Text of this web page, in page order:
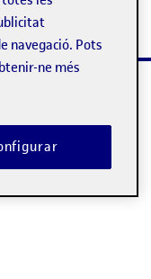
navegació. Pots
ne més